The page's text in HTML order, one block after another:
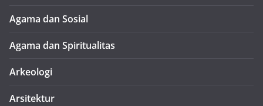
Agama dan Sosial
Agama dan Spiritualitas
Arkeologi
Arsitektur